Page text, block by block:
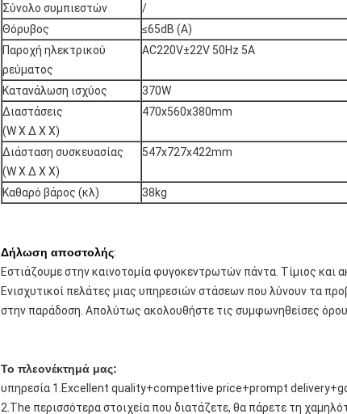
Σύνολο συμπιεστών
/
Θόρυβος
≤65dB (Α)
Παροχή ηλεκτρικού
ρεύματος
AC220V±22V 50Hz 5A
Κατανάλωση ισχύος
370W
Διαστάσεις
(W Χ Δ Χ Χ)
470x560x380mm
Διάσταση συσκευασίας
(W Χ Δ Χ Χ)
547x727x422mm
Καθαρό βάρος (κλ) 38kg
Δήλωση αποστολής:
Εστιάζουμε στην καινοτομία φυγοκεντρωτών πάντα. Τίμιος και
Ενισχυτικοί πελάτες μιας υπηρεσιών στάσεων που λύνουν τα
στην παράδοση. Απολύτως ακολουθήστε τις συμφωνηθείσες
Το πλεονέκτημά μας:
υπηρεσία 1.Excellent quality+compettive price+prompt
2.The περισσότερα στοιχεία που διατάζετε, θα πάρετε τη